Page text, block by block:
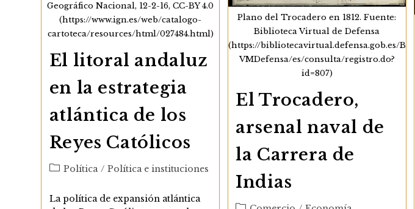
Geográfico Nacional, 12-2-16, CC-BY 4.0
(https://www.ign.es/web/catalogo-
cartoteca/resources/html/027484.html)
El litoral andaluz
en la estrategia
atlántica de los
Reyes Católicos
Categoría
la
entrada:
Política / Política e instituciones
La política de expansión atlántica
Plano del Trocadero en 1812. Fuente:
Biblioteca Virtual de Defensa
(https://bibliotecavirtual.defensa.gob.es/B
VMDefensa/es/consulta/registro.do?
id=807)
El Trocadero,
arsenal naval de
la Carrera de
Indias